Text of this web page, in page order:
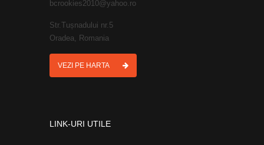
bcrookies2010@yahoo.ro
Str.Tușnadului nr.5
Oradea, Romania
VEZI PE HARTA
LINK-URI UTILE